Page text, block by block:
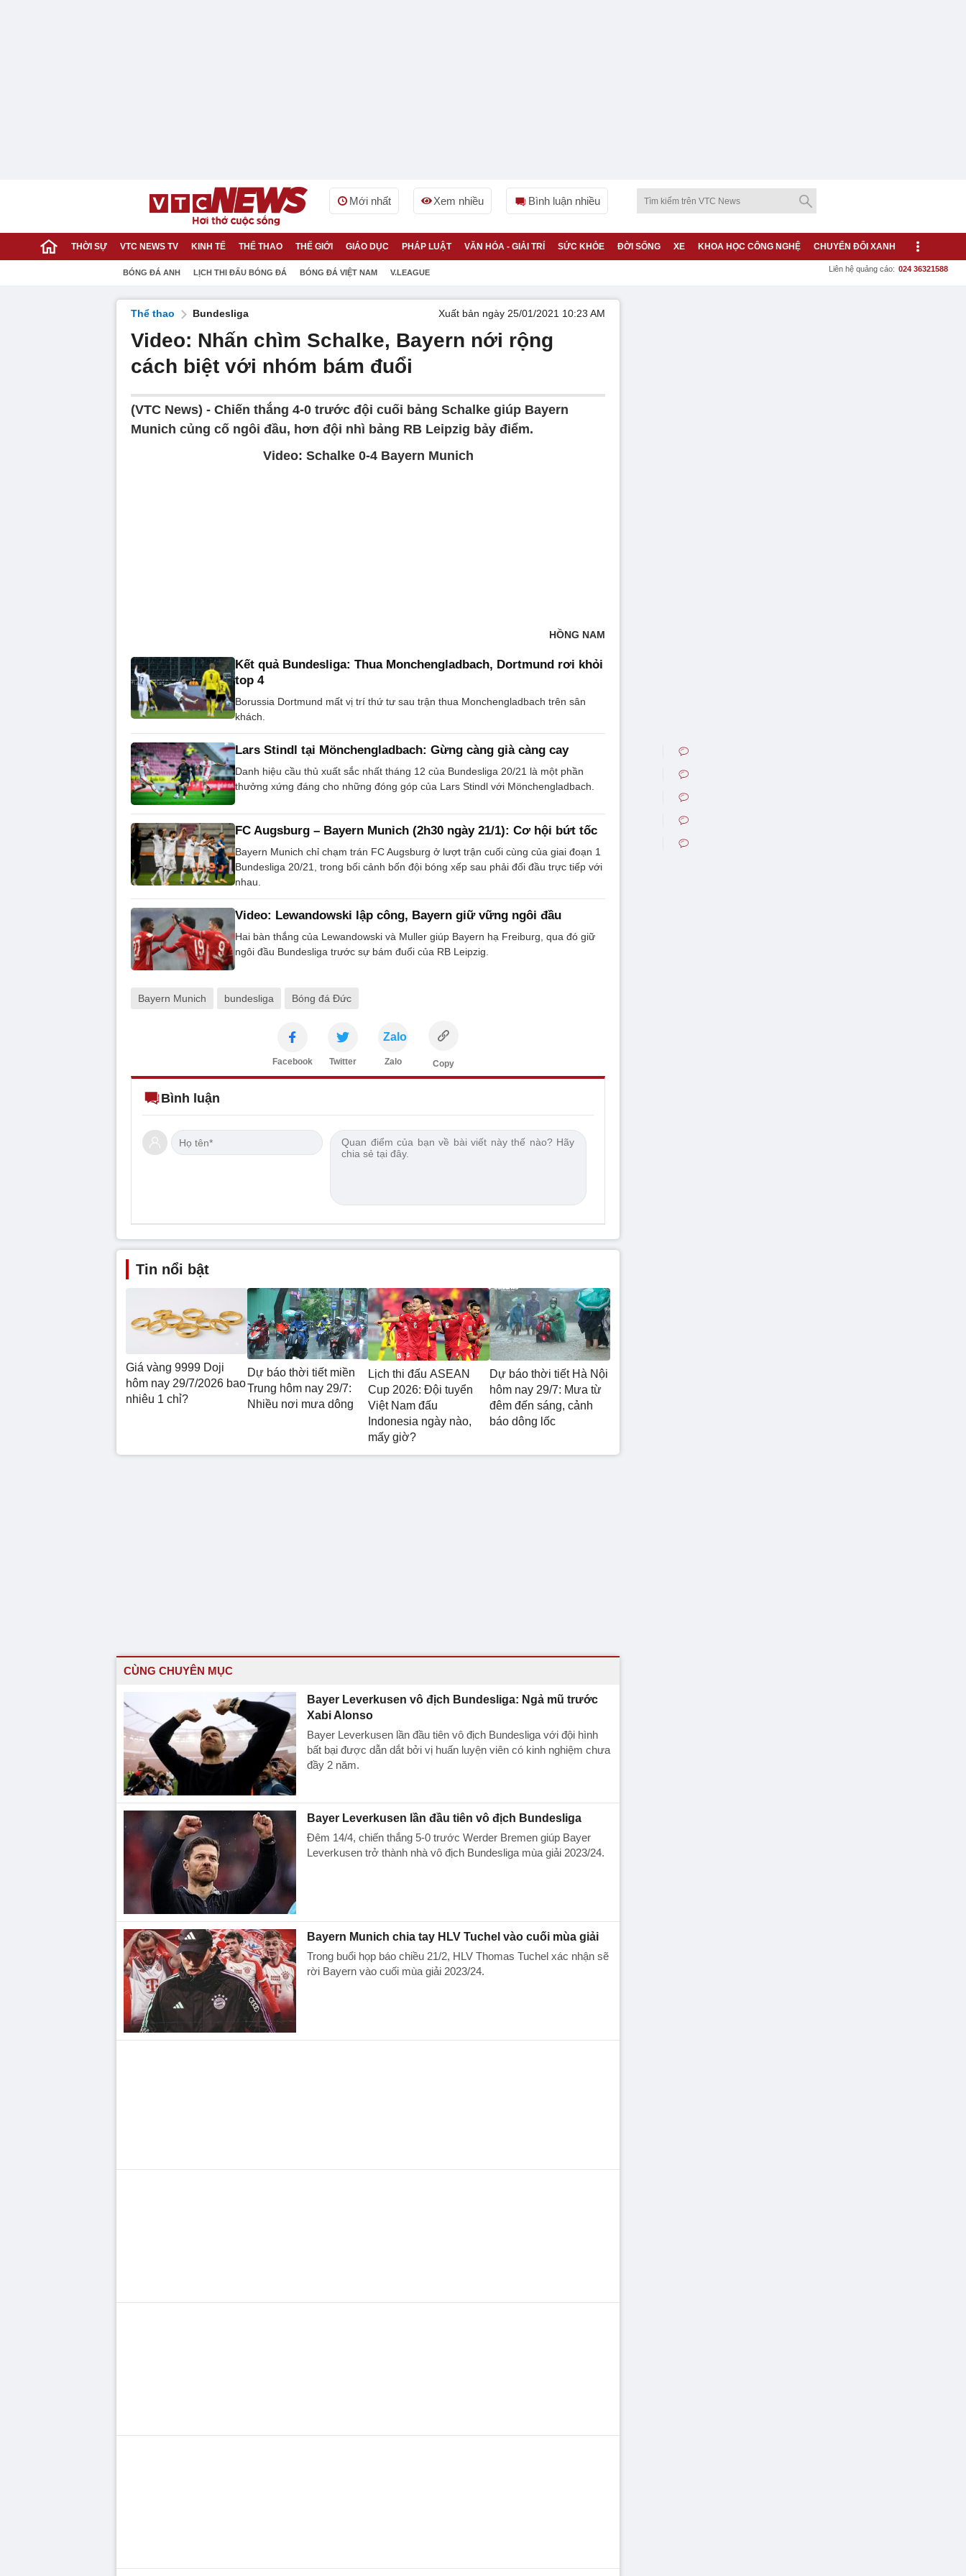
Mới nhất Xem nhiều Bình luận nhiều
THỜI SỰ VTC NEWS TV KINH TẾ THỂ THAO THẾ GIỚI GIÁO DỤC PHÁP LUẬT VĂN HÓA - GIẢI TRÍ SỨC KHỎE ĐỜI SỐNG XE KHOA HỌC CÔNG NGHỆ CHUYỂN ĐỔI XANH
BÓNG ĐÁ ANH LỊCH THI ĐẤU BÓNG ĐÁ BÓNG ĐÁ VIỆT NAM V.LEAGUE Liên hệ quảng cáo: 024 36321588
Thể thao Bundesliga Xuất bản ngày 25/01/2021 10:23 AM
Video: Nhấn chìm Schalke, Bayern nới rộng
cách biệt với nhóm bám đuổi
(VTC News) - Chiến thắng 4-0 trước đội cuối bảng Schalke giúp Bayern
Munich củng cố ngôi đầu, hơn đội nhì bảng RB Leipzig bảy điểm.
Video: Schalke 0-4 Bayern Munich
HỒNG NAM
Kết quả Bundesliga: Thua Monchengladbach, Dortmund rơi khỏi
top 4
Borussia Dortmund mất vị trí thứ tư sau trận thua Monchengladbach trên sân
khách.
Lars Stindl tại Mönchengladbach: Gừng càng già càng cay
Danh hiệu cầu thủ xuất sắc nhất tháng 12 của Bundesliga 20/21 là một phần
thưởng xứng đáng cho những đóng góp của Lars Stindl với Mönchengladbach.
FC Augsburg – Bayern Munich (2h30 ngày 21/1): Cơ hội bứt tốc
Bayern Munich chỉ chạm trán FC Augsburg ở lượt trận cuối cùng của giai đoạn 1
Bundesliga 20/21, trong bối cảnh bốn đội bóng xếp sau phải đối đầu trực tiếp với
nhau.
Video: Lewandowski lập công, Bayern giữ vững ngôi đầu
Hai bàn thắng của Lewandowski và Muller giúp Bayern hạ Freiburg, qua đó giữ
ngôi đầu Bundesliga trước sự bám đuổi của RB Leipzig.
Bayern Munich bundesliga Bóng đá Đức
Facebook Twitter
Zalo
Zalo Copy
Bình luận
Tin nổi bật
Giá vàng 9999 Doji
hôm nay 29/7/2026 bao
nhiêu 1 chỉ?
Dự báo thời tiết miền
Trung hôm nay 29/7:
Nhiều nơi mưa dông
Lịch thi đấu ASEAN
Cup 2026: Đội tuyển
Việt Nam đấu
Indonesia ngày nào,
mấy giờ?
Dự báo thời tiết Hà Nội
hôm nay 29/7: Mưa từ
đêm đến sáng, cảnh
báo dông lốc
CÙNG CHUYÊN MỤC
Bayer Leverkusen vô địch Bundesliga: Ngả mũ trước
Xabi Alonso
Bayer Leverkusen lần đầu tiên vô địch Bundesliga với đội hình
bất bại được dẫn dắt bởi vị huấn luyện viên có kinh nghiệm chưa
đầy 2 năm.
Bayer Leverkusen lần đầu tiên vô địch Bundesliga
Đêm 14/4, chiến thắng 5-0 trước Werder Bremen giúp Bayer
Leverkusen trở thành nhà vô địch Bundesliga mùa giải 2023/24.
Bayern Munich chia tay HLV Tuchel vào cuối mùa giải
Trong buổi họp báo chiều 21/2, HLV Thomas Tuchel xác nhận sẽ
rời Bayern vào cuối mùa giải 2023/24.